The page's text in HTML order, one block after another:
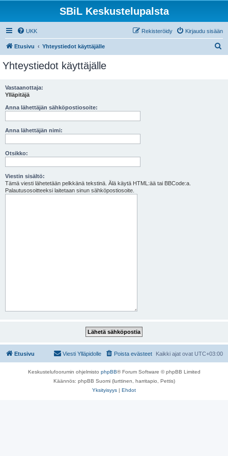
SBiL Keskustelupalsta
UKK Kirjaudu sisään
Rekisteröidy
Etusivu Yhteystiedot käyttäjälle
Yhteystiedot käyttäjälle
Vastaanottaja:
Ylläpitäjä
Anna lähettäjän sähköpostiosoite:
Anna lähettäjän nimi:
Otsikko:
Viestin sisältö:
Tämä viesti lähetetään pelkkänä tekstinä. Älä käytä HTML:ää tai BBCode:a.
Palautusosoitteeksi laitetaan sinun sähköpostiosoite.
Etusivu Kaikki ajat ovat UTC+03:00
Poista evästeet
Viesti Ylläpidolle
Keskustelufoorumin ohjelmisto phpBB® Forum Software © phpBB Limited
Käännös: phpBB Suomi (lurttinen, harritapio, Pettis)
Yksityisyys | Ehdot